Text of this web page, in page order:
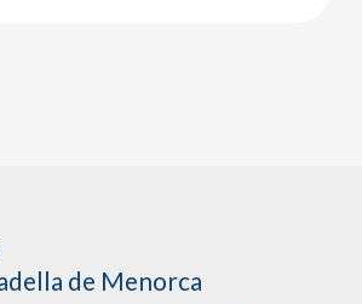
de Menorca